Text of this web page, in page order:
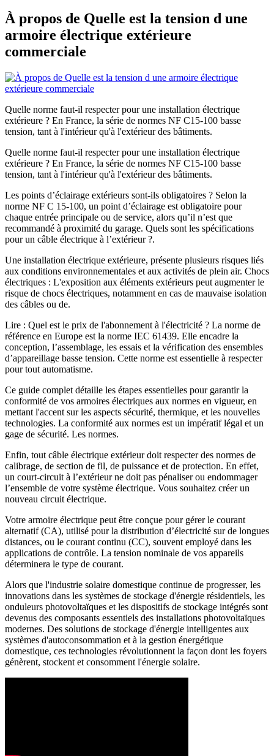
À propos de Quelle est la tension d une
armoire électrique extérieure
commerciale
Quelle norme faut-il respecter pour une installation électrique
extérieure ? En France, la série de normes NF C15-100 basse
tension, tant à l'intérieur qu'à l'extérieur des bâtiments.
Quelle norme faut-il respecter pour une installation électrique
extérieure ? En France, la série de normes NF C15-100 basse
tension, tant à l'intérieur qu'à l'extérieur des bâtiments.
Les points d’éclairage extérieurs sont-ils obligatoires ? Selon la
norme NF C 15-100, un point d’éclairage est obligatoire pour
chaque entrée principale ou de service, alors qu’il n’est que
recommandé à proximité du garage. Quels sont les spécifications
pour un câble électrique à l’extérieur ?.
Une installation électrique extérieure, présente plusieurs risques liés
aux conditions environnementales et aux activités de plein air. Chocs
électriques : L'exposition aux éléments extérieurs peut augmenter le
risque de chocs électriques, notamment en cas de mauvaise isolation
des câbles ou de.
Lire : Quel est le prix de l'abonnement à l'électricité ? La norme de
référence en Europe est la norme IEC 61439. Elle encadre la
conception, l’assemblage, les essais et la vérification des ensembles
d’appareillage basse tension. Cette norme est essentielle à respecter
pour tout automatisme.
Ce guide complet détaille les étapes essentielles pour garantir la
conformité de vos armoires électriques aux normes en vigueur, en
mettant l'accent sur les aspects sécurité, thermique, et les nouvelles
technologies. La conformité aux normes est un impératif légal et un
gage de sécurité. Les normes.
Enfin, tout câble électrique extérieur doit respecter des normes de
calibrage, de section de fil, de puissance et de protection. En effet,
un court-circuit à l’extérieur ne doit pas pénaliser ou endommager
l’ensemble de votre système électrique. Vous souhaitez créer un
nouveau circuit électrique.
Votre armoire électrique peut être conçue pour gérer le courant
alternatif (CA), utilisé pour la distribution d’électricité sur de longues
distances, ou le courant continu (CC), souvent employé dans les
applications de contrôle. La tension nominale de vos appareils
déterminera le type de courant.
Alors que l'industrie solaire domestique continue de progresser, les
innovations dans les systèmes de stockage d'énergie résidentiels, les
onduleurs photovoltaïques et les dispositifs de stockage intégrés sont
devenus des composants essentiels des installations photovoltaïques
modernes. Des solutions de stockage d'énergie intelligentes aux
systèmes d'autoconsommation et à la gestion énergétique
domestique, ces technologies révolutionnent la façon dont les foyers
génèrent, stockent et consomment l'énergie solaire.